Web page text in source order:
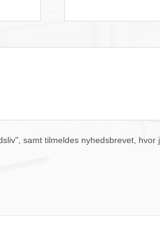
9
samt tilmeldes nyhedsbrevet, hvor